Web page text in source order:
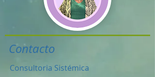
Contacto
Consultoria Sistémica